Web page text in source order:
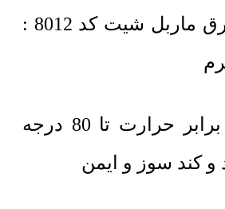
وزن هر ورق ماربل شیت کد 8012 :
مقاوم در برابر حرارت تا 80 درجه
و کند سوز و ایمن